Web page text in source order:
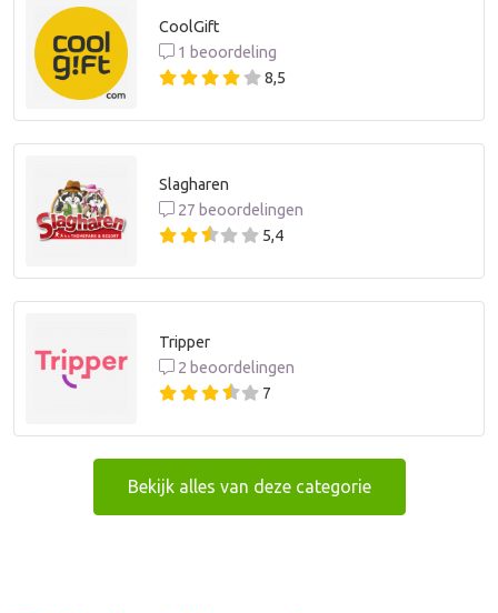
CoolGift
1 beoordeling
8,5
Slagharen
27 beoordelingen
5,4
Tripper
2 beoordelingen
7
Bekijk alles van deze categorie